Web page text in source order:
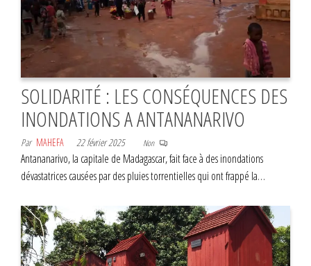
SOLIDARITÉ : LES CONSÉQUENCES DES
INONDATIONS A ANTANANARIVO
Par MAHEFA 22 février 2025 Non
Antananarivo, la capitale de Madagascar, fait face à des inondations
dévastatrices causées par des pluies torrentielles qui ont frappé la…